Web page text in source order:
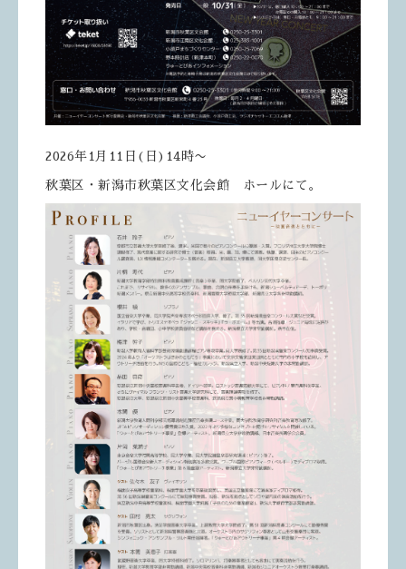
2026年1月11日(日)14時〜
秋葉区・新潟市秋葉区文化会館 ホールにて。